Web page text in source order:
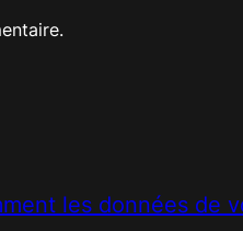
les données de